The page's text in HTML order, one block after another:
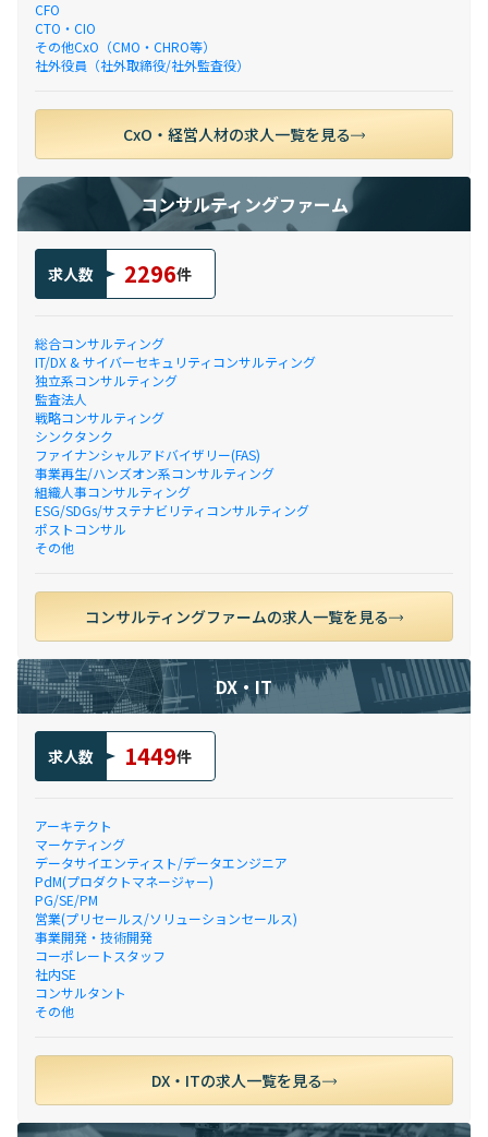
CFO
CTO・CIO
その他CxO（CMO・CHRO等）
社外役員（社外取締役/社外監査役）
CxO・経営人材の求人一覧を見る
コンサルティングファーム
求人数 2296件
総合コンサルティング
IT/DX & サイバーセキュリティコンサルティング
独立系コンサルティング
監査法人
戦略コンサルティング
シンクタンク
ファイナンシャルアドバイザリー(FAS)
事業再生/ハンズオン系コンサルティング
組織人事コンサルティング
ESG/SDGs/サステナビリティコンサルティング
ポストコンサル
その他
コンサルティングファームの求人一覧を見る
DX・IT
求人数 1449件
アーキテクト
マーケティング
データサイエンティスト/データエンジニア
PdM(プロダクトマネージャー)
PG/SE/PM
営業(プリセールス/ソリューションセールス)
事業開発・技術開発
コーポレートスタッフ
社内SE
コンサルタント
その他
DX・ITの求人一覧を見る